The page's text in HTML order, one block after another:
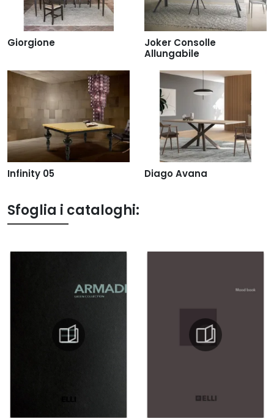
Giorgione
Joker Consolle
Allungabile
Infinity 05 Diago Avana
Sfoglia i cataloghi: